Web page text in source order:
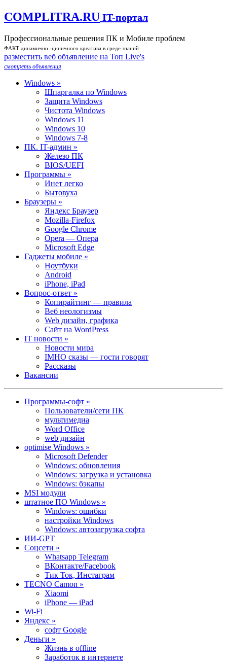
COMPLITRA.RU IT-портал
Профессиональные решения ПК и Мобиле проблем
ФАКТ динамично -циничного креатива в среде знаний
разместить веб объявление на Toп Live's
смотреть объявления
Windows »
Шпаргалка по Windows
Защита Windows
Чистота Windows
Windows 11
Windows 10
Windows 7-8
ПК. IT-админ »
Железо ПК
BIOS/UEFI
Программы »
Инет легко
Бытовуха
Браузеры »
Яндекс Браузер
Mozilla-Firefox
Google Chrome
Opera — Опера
Microsoft Edge
Гаджеты мобиле »
Ноутбуки
Android
iPhone, iPad
Вопрос-ответ »
Копирайтинг — правила
Веб неологизмы
Web дизайн, графика
Сайт на WordPress
IT новости »
Новости мира
IMHO сказы — гости говорят
Рассказы
Вакансии
Программы-софт »
Пользователи/сети ПК
мультимедиа
Word Office
web дизайн
optimise Windows »
Microsoft Defender
Windows: обновления
Windows: загрузка и установка
Windows: бэкапы
MSI модули
штатное ПО Windows »
Windows: ошибки
настройки Windows
Windows: автозагрузка софта
ИИ-GPT
Cоцсети »
Whatsapp Telegram
ВКонтакте/Facebook
Тик Ток, Инстаграм
TECNO Camon »
Xiaomi
iPhone — iPad
Wi-Fi
Яндекс »
софт Google
Деньги »
Жизнь в offline
Заработок в интернете